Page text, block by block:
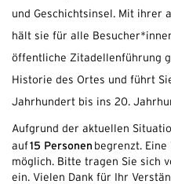
und Geschichtsinsel. Mit ihrer
hält sie für alle
öffentliche Zitadellenführung
Historie des Ortes und führt
Jahrhundert bis ins 20.
Aufgrund der aktuellen
auf 15 Personen begrenzt.
möglich. Bitte tragen Sie sich
ein. Vielen Dank für Ihr